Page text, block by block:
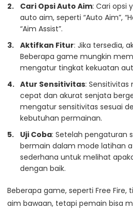
Cari Opsi Auto Aim: Cari opsi
auto aim, seperti “Auto Aim”,
“Aim Assist”.
Aktifkan Fitur: Jika tersedia,
Beberapa game mungkin
mengatur tingkat kekuatan
Atur Sensitivitas:
cepat dan akurat senjata
mengatur sensitivitas sesuai
kebutuhan permainan.
Uji Coba: Setelah pengaturan
bermain dalam mode latihan
sederhana untuk melihat
dengan baik.
Beberapa game, seperti Free
aim bawaan, tetapi pemain bisa